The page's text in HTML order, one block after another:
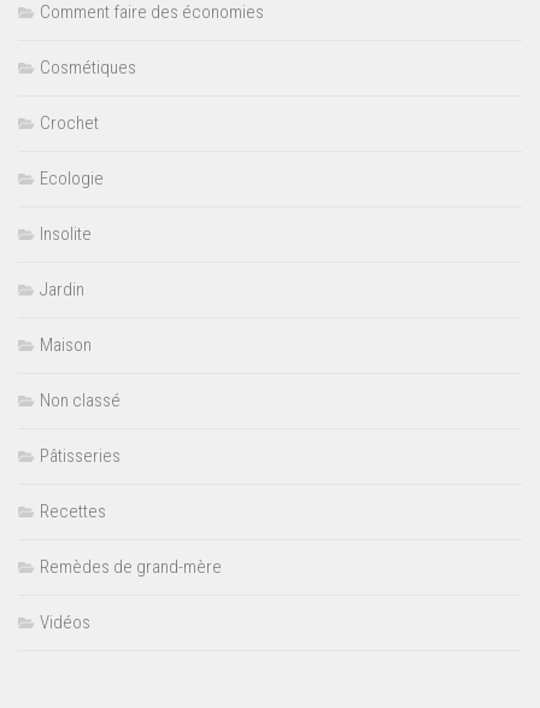
Comment faire des économies
Cosmétiques
Crochet
Ecologie
Insolite
Jardin
Maison
Non classé
Pâtisseries
Recettes
Remèdes de grand-mère
Vidéos